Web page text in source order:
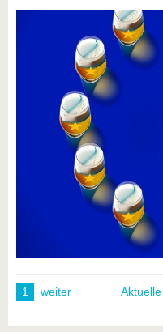
1 weiter